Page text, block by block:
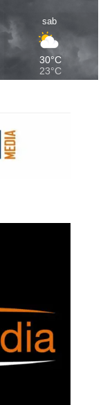
sab
30°C
23°C